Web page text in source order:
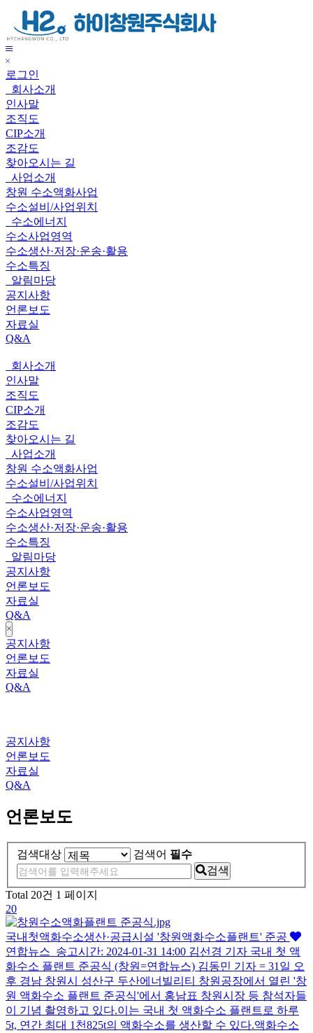
이
메
보
기
닫
기
로그인
회사소개
인사말
조직도
CIP소개
조감도
찾아오시는 길
사업소개
창원 수소액화사업
수소설비/사업위치
수소에너지
수소사업영역
수소생산·저장·운송·활용
수소특징
알림마당
공지사항
언론보도
자료실
Q&A
전
체
메
뉴
회사소개
인사말
조직도
CIP소개
조감도
찾아오시는 길
사업소개
창원 수소액화사업
수소설비/사업위치
수소에너지
수소사업영역
수소생산·저장·운송·활용
수소특징
알림마당
공지사항
언론보도
자료실
Q&A
close
공지사항
언론보도
자료실
Q&A
공지사항
언론보도
자료실
Q&A
언론보도
검색대상 검색어 필수
검색
Total 20건 1 페이지
20
국내첫액화수소생산·공급시설 '창원액화수소플랜트' 준공
연합뉴스 송고시간: 2024-01-31 14:00 김선경 기자 국내 첫 액
화수소 플랜트 준공식 (창원=연합뉴스) 김동민 기자 = 31일 오
후 경남 창원시 성산구 두산에너빌리티 창원공장에서 열린 '창
원 액화수소 플랜트 준공식'에서 홍남표 창원시장 등 참석자들
이 기념 촬영하고 있다.이는 국내 첫 액화수소 플랜트로 하루
5t, 연간 최대 1천825t의 액화수소를 생산할 수 있다.액화수소